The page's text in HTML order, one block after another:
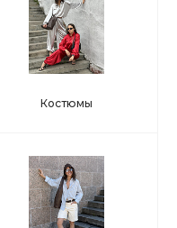
Костюмы